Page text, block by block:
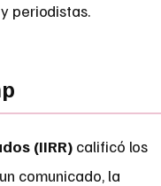
periodistas.
(IIRR) calificó los
comunicado, la